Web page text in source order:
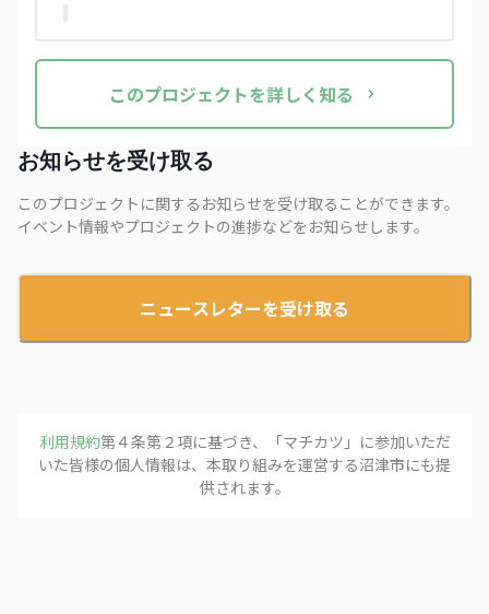
このプロジェクトを詳しく知る
お知らせを受け取る
このプロジェクトに関するお知らせを受け取ることができます。
イベント情報やプロジェクトの進捗などをお知らせします。
ニュースレターを受け取る
利用規約第４条第２項に基づき、「マチカツ 」に参加いただ
いた皆様の個人情報は、本取り組みを運営する沼津市にも提
供されます。